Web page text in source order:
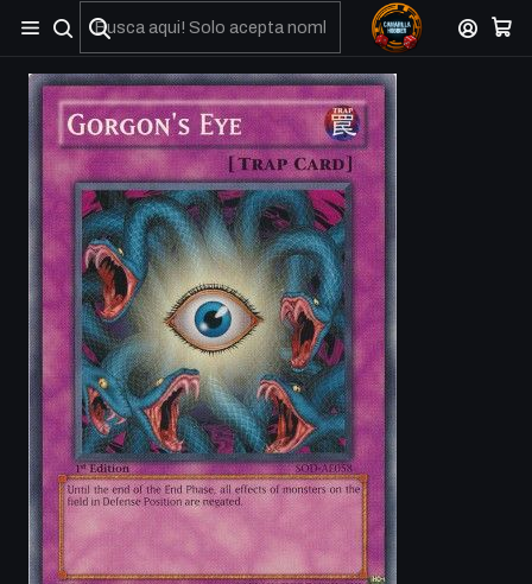
No olviden reportar sus depositos y transferencias por Whatsapp